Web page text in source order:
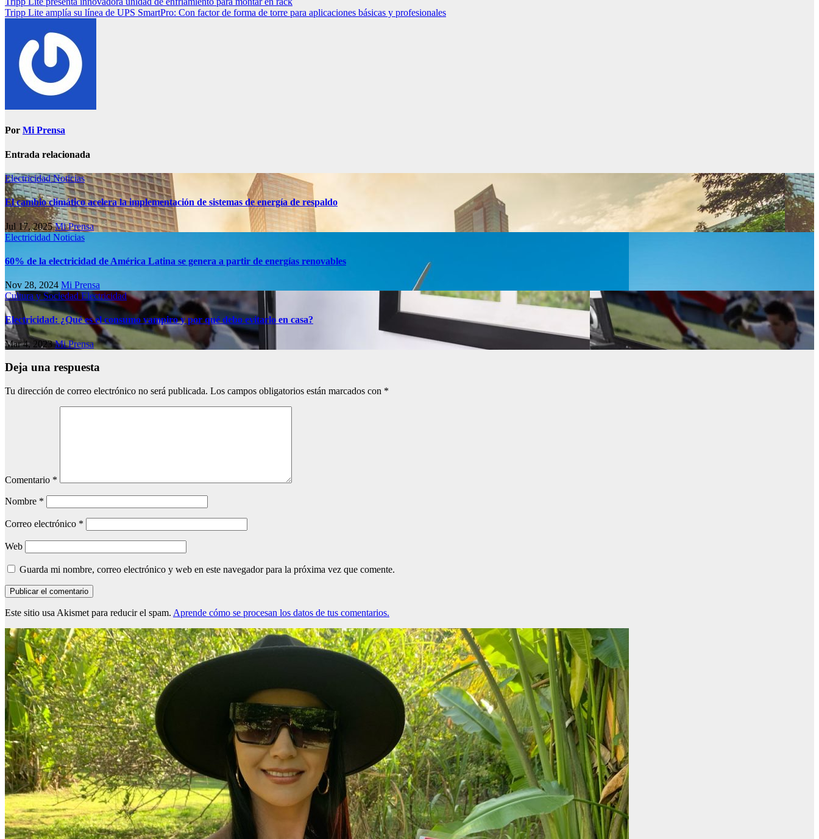
Tripp Lite amplía su línea de UPS SmartPro: Con factor de forma de torre para aplicaciones básicas y profesionales
Por Mi Prensa
Entrada relacionada
ElectricidadNoticias
El cambio climático acelera la implementación de sistemas de energía de respaldo
Jul 17, 2025Mi Prensa
Electricidad Noticias
60% de la electricidad de América Latina se genera a partir de energías renovables
Nov 28, 2024 Mi Prensa
Cultura y SociedadElectricidad
Electricidad: ¿Qué es el consumo vampiro y por qué debo evitarlo en casa?
Mar 4, 2023Mi Prensa
Deja una respuesta
Tu dirección de correo electrónico no será publicada. Los campos obligatorios están marcados con *
Comentario *
Nombre *
Correo electrónico *
Web
Guarda mi nombre, correo electrónico y web en este navegador para la próxima vez que comente.
Este sitio usa Akismet para reducir el spam. Aprende cómo se procesan los datos de tus comentarios.